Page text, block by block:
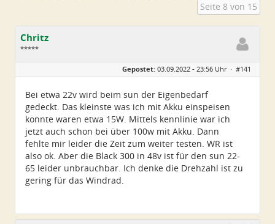
Seite 8 von 15
Chritz
*****
Geschlecht:
keine Angabe
Beiträge:
310
Gepostet: 03.09.2022 - 23:56 Uhr · #141
Bei etwa 22v wird beim sun der Eigenbedarf
gedeckt. Das kleinste was ich mit Akku einspeisen
konnte waren etwa 15W. Mittels kennlinie war ich
jetzt auch schon bei über 100w mit Akku. Dann
fehlte mir leider die Zeit zum weiter testen. WR ist
also ok. Aber die Black 300 in 48v ist für den sun 22-
65 leider unbrauchbar. Ich denke die Drehzahl ist zu
gering für das Windrad.